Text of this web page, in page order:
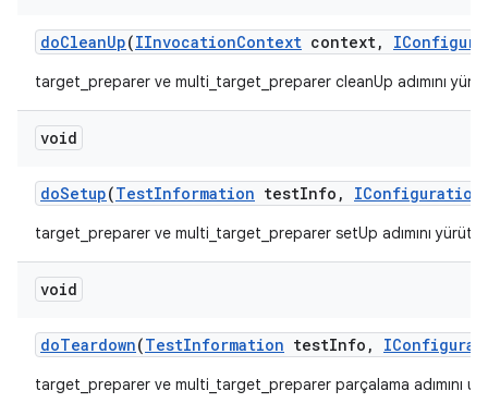
doCleanUp(IInvocationContext context,
target_preparer ve multi_target_preparer cleanUp adımını
void
doSetup(TestInformation testInfo , IConfiguration
target_preparer ve multi_target_preparer setUp adımını
void
doTeardown(TestInformation testInfo ,
target_preparer ve multi_target_preparer parçalama adımını